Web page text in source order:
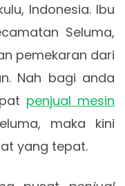
Indonesia. Ibu
Seluma,
pemekaran dari
Nah bagi anda
penjual mesin
maka kini
yang tepat.